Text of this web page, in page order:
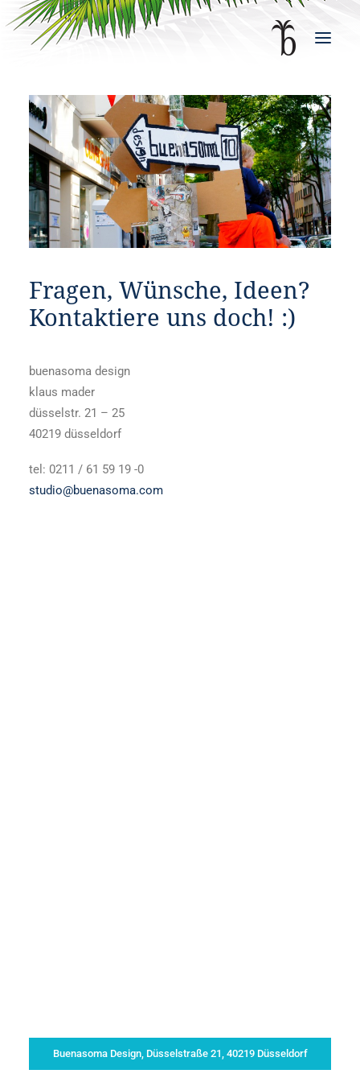
STORIES
WORK
JOBS
SHOP
IMPRESSUM
DATENSCHUTZ
WIDERRUFSBELEHRUNG
Fragen, Wünsche, Ideen?
Kontaktiere uns doch! :)
buenasoma design
klaus mader
düsselstr. 21 – 25
40219 düsseldorf
tel: 0211 / 61 59 19 -0
studio@buenasoma.com
Buenasoma Design, Düsselstraße 21, 40219 Düsseldorf